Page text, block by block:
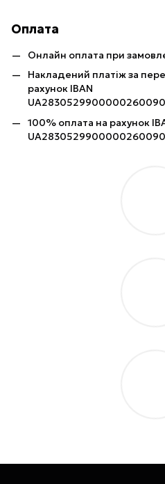
Оплата
Онлайн оплата при
Накладений платіж за
рахунок IBAN
100% оплата на рахунок